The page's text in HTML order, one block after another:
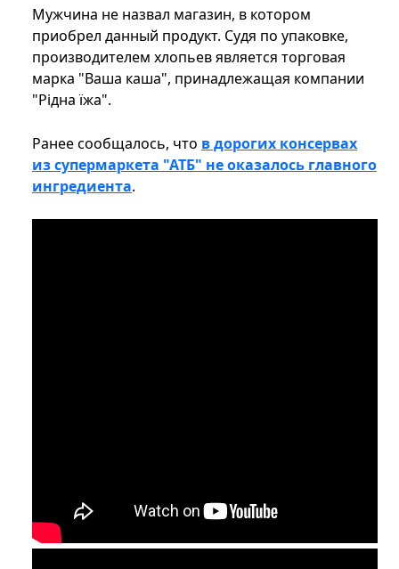
Мужчина не назвал магазин, в котором
приобрел данный продукт. Судя по упаковке,
производителем хлопьев является торговая
марка "Ваша каша", принадлежащая компании
"Рідна їжа".
Ранее сообщалось, что в дорогих консервах
из супермаркета "АТБ" не оказалось главного
ингредиента.